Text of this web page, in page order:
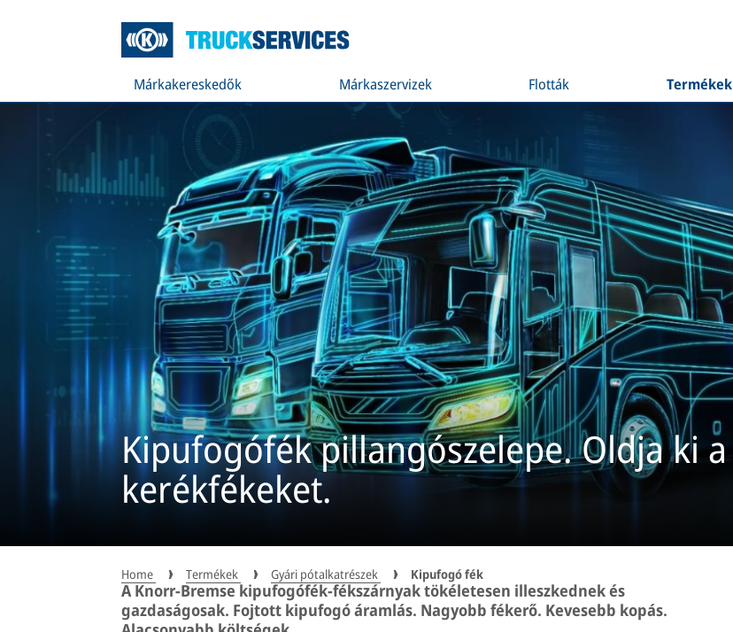
Márkakereskedők Márkaszervizek Flották Termékek
Kipufogófék pillangószelepe. Oldja ki a
kerékfékeket.
Home Termékek Gyári pótalkatrészek Kipufogó fék
A Knorr-Bremse kipufogófék-fékszárnyak tökéletesen illeszkednek és
gazdaságosak. Fojtott kipufogó áramlás. Nagyobb fékerő. Kevesebb kopás.